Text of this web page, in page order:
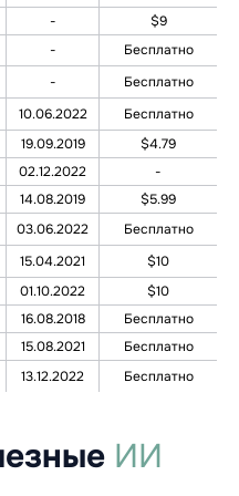
-
$9
-
Бесплатно
-
Бесплатно
10.06.2022
Бесплатно
19.09.2019
$4.79
02.12.2022
-
14.08.2019
$5.99
03.06.2022
Бесплатно
15.04.2021
$10
01.10.2022
$10
16.08.2018
Бесплатно
15.08.2021
Бесплатно
13.12.2022 Бесплатно
ИИ